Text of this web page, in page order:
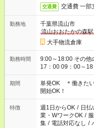
交通費 交通費 一
勤務地
千葉県流山市
流山おおたかの森駅
大手物流倉庫
勤務時間
9:00～18:00 その他の時間帯のお仕事も多数あり！ 08：00～
17：00 09：00～
14：00～23：00
期間
単発OK ＊働きた
開始OK！
特徴 週1日からOK / 日払
業・WワークOK /
集 / 電話対応なし /